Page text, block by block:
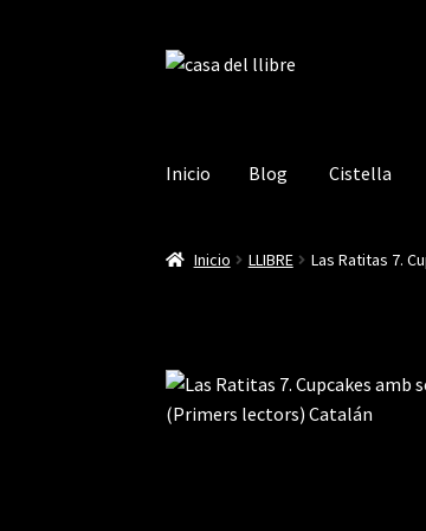
Ir
Ir
Inicio Blog Cistella
Inicio Blog Cistella Finalitzar
Inicio LLIBRE Las Ratitas 7.